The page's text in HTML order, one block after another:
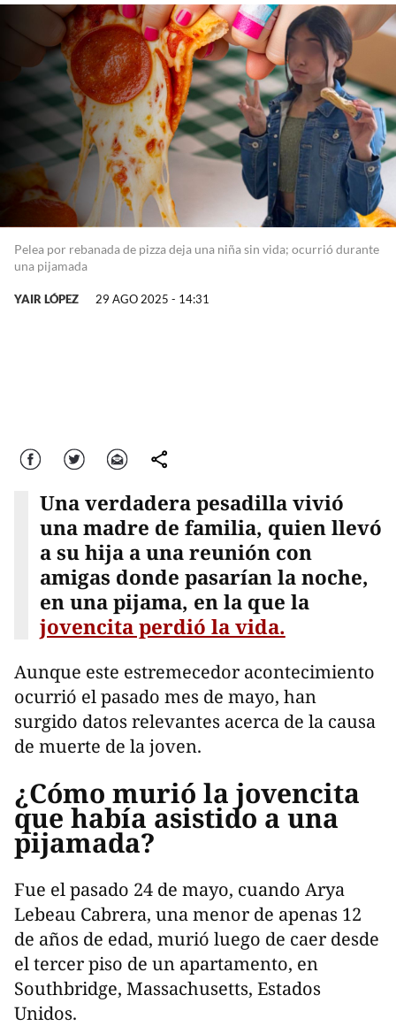
Pelea por rebanada de pizza deja una niña sin vida; ocurrió durante
una pijamada
YAIR LÓPEZ 29 AGO 2025 - 14:31
Facebook Twitter Correo comparte
Una verdadera pesadilla vivió
una madre de familia, quien llevó
a su hija a una reunión con
amigas donde pasarían la noche,
en una pijama, en la que la
jovencita perdió la vida.
Aunque este estremecedor acontecimiento
ocurrió el pasado mes de mayo, han
surgido datos relevantes acerca de la causa
de muerte de la joven.
¿Cómo murió la jovencita
que había asistido a una
pijamada?
Fue el pasado 24 de mayo, cuando Arya
Lebeau Cabrera, una menor de apenas 12
de años de edad, murió luego de caer desde
el tercer piso de un apartamento, en
Southbridge, Massachusetts, Estados
Unidos.